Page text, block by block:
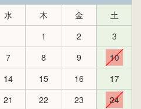
水 木 金
土
1
2
3
7 8 9
10
14 15 16
17
21 22 23
24